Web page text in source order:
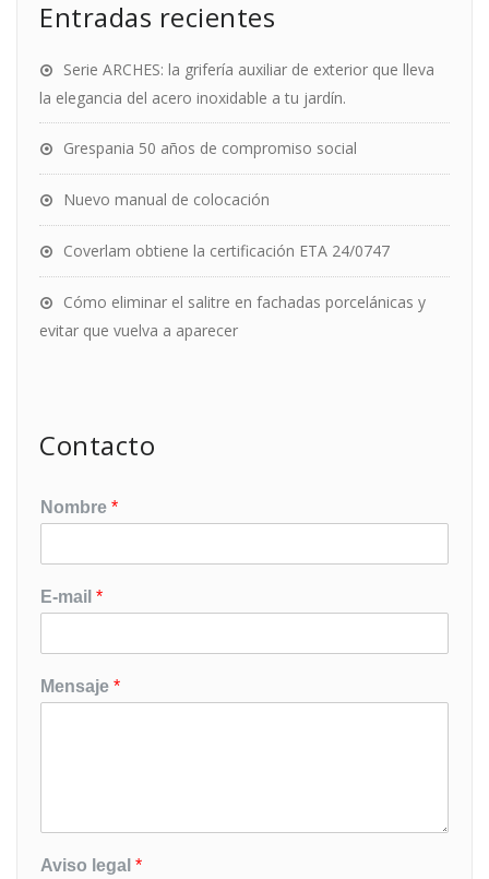
Entradas recientes
Serie ARCHES: la grifería auxiliar de exterior que lleva
la elegancia del acero inoxidable a tu jardín.
Grespania 50 años de compromiso social
Nuevo manual de colocación
Coverlam obtiene la certificación ETA 24/0747
Cómo eliminar el salitre en fachadas porcelánicas y
evitar que vuelva a aparecer
Contacto
Nombre *
E-mail *
Mensaje *
Aviso legal *